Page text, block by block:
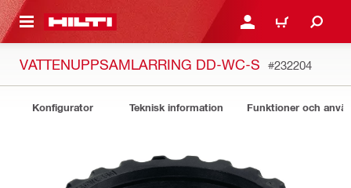
GÅ TILL HUVUDSIDAN LOGGA IN ELLER
VARUKORG
VATTENUPPSAMLARRING DD-WC-S #232204
Konfigurator Teknisk information Funktioner och